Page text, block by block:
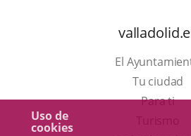
Uso de
cookies
El
Tu ciudad
Para ti